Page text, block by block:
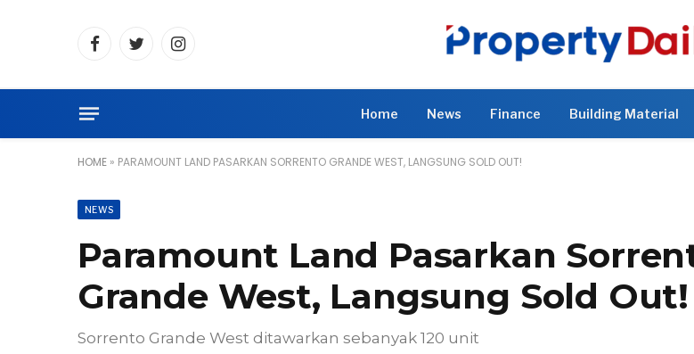
FacebookTwitterInstagram
Home News Finance Building Material
HOME » PARAMOUNT LAND PASARKAN SORRENTO GRANDE WEST, LANGSUNG SOLD OUT!
NEWS
Paramount Land Pasarkan
Grande West, Langsung Sold Out!
Sorrento Grande West ditawarkan sebanyak 120 unit